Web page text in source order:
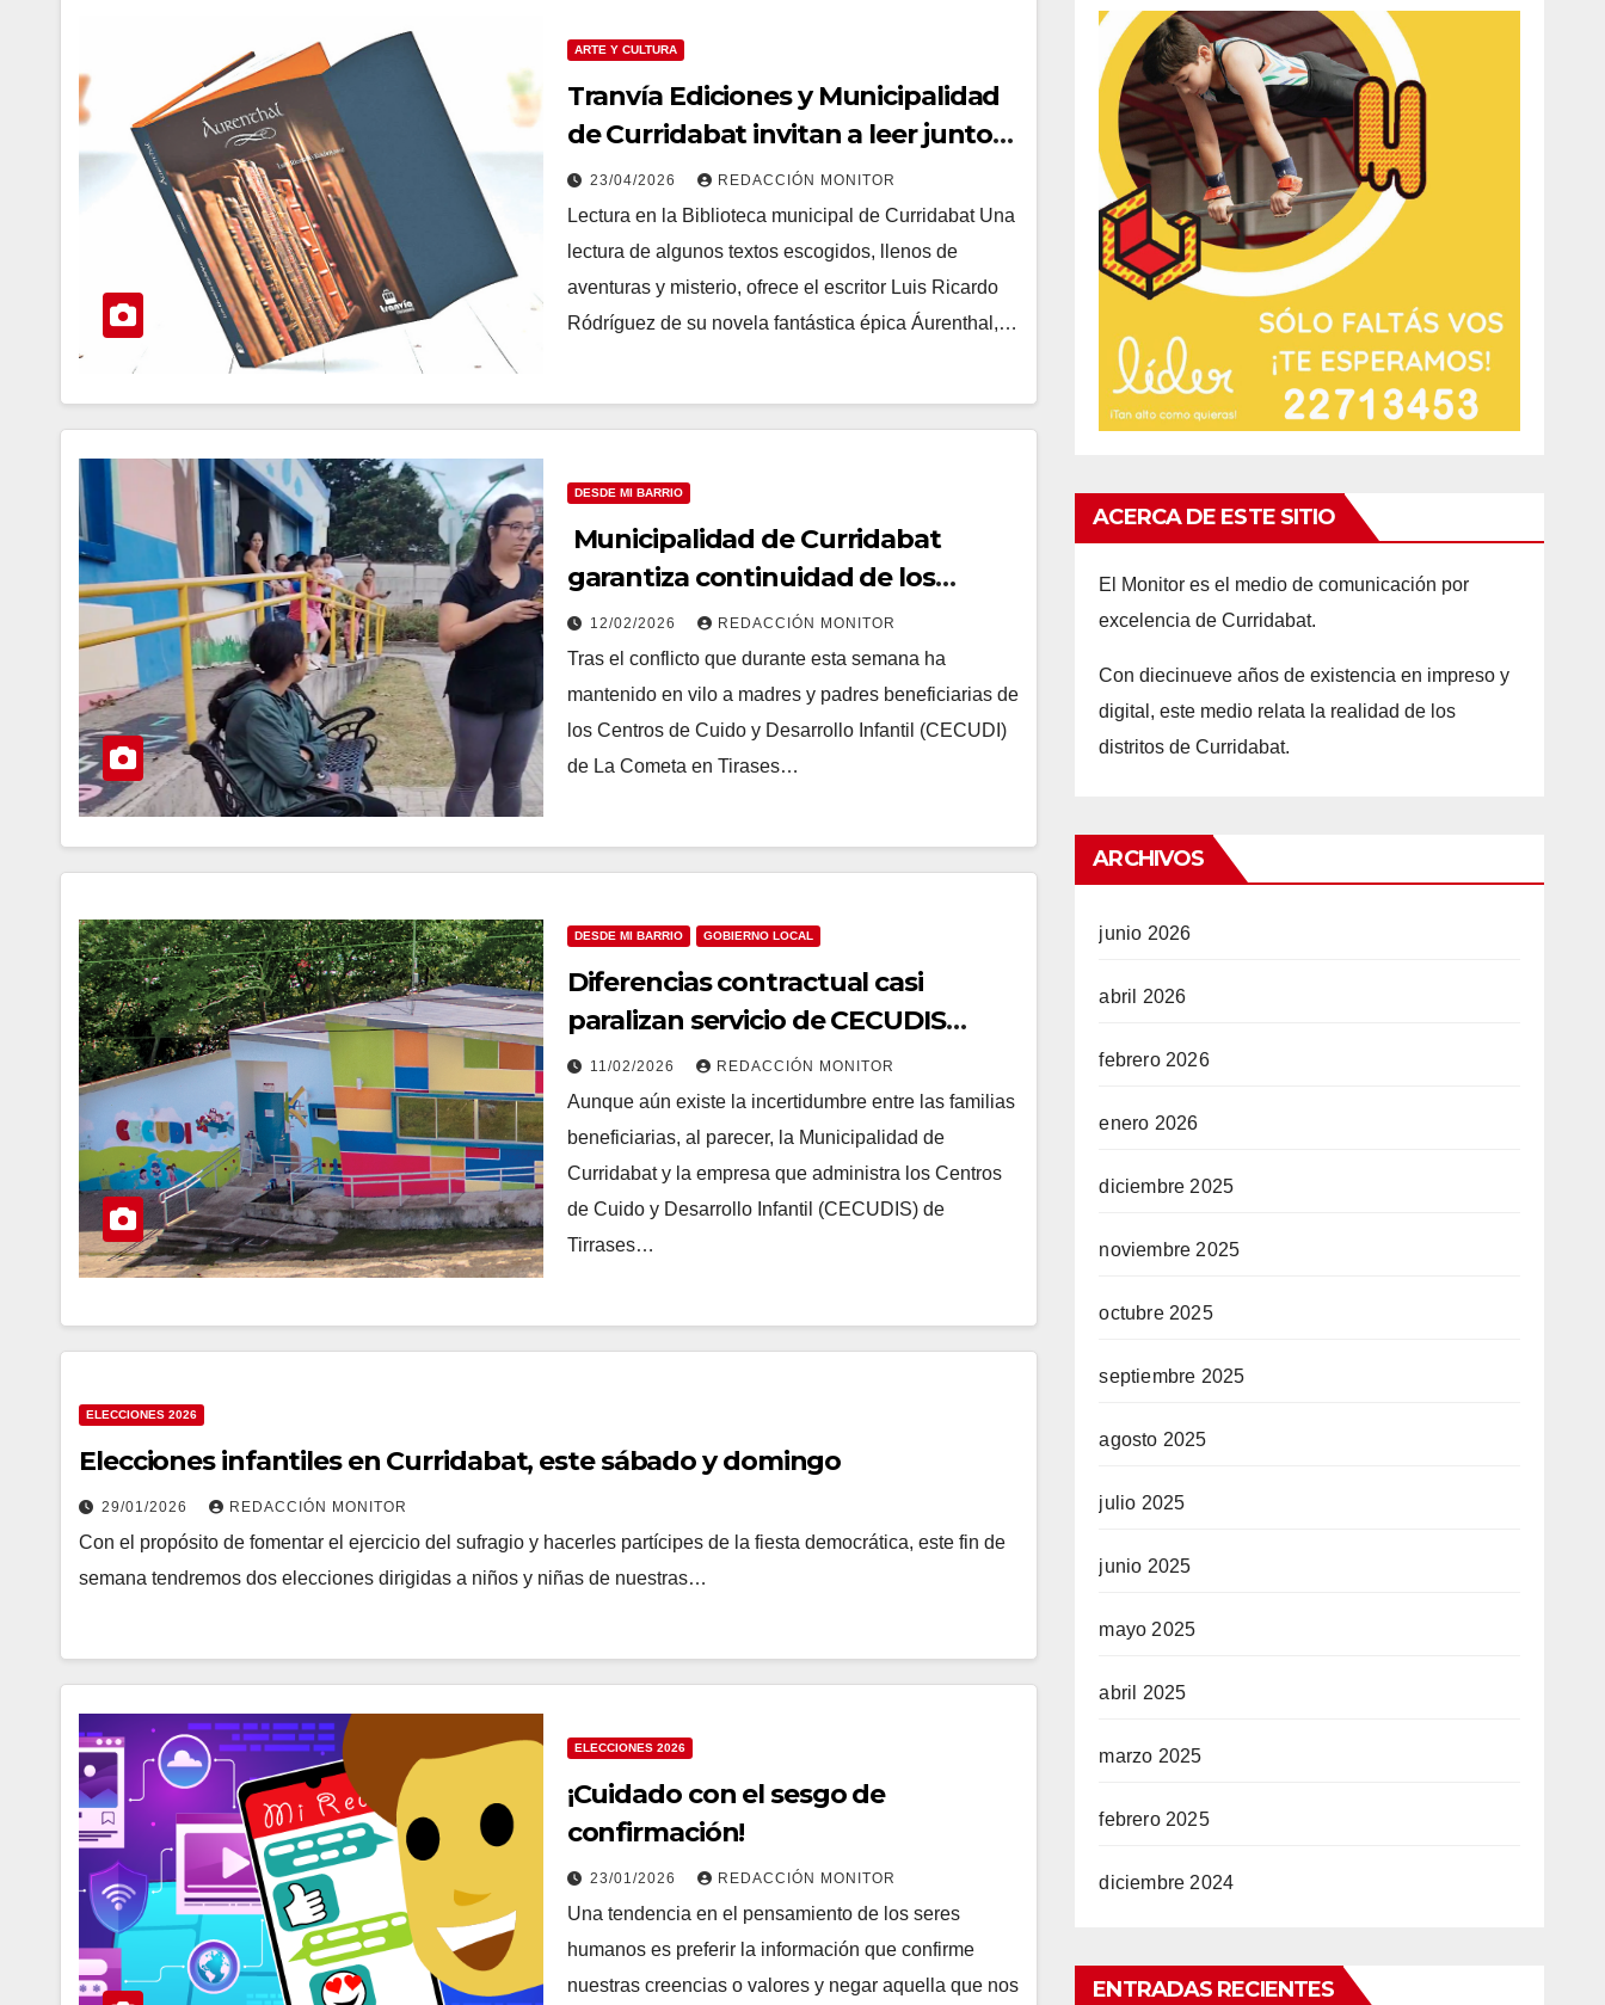
ARTE Y CULTURA
Tranvía Ediciones y Municipalidad
de Curridabat invitan a leer juntos
para celebrar el Día del Libro
23/04/2026 REDACCIÓN MONITOR
Lectura en la Biblioteca municipal de Curridabat Una
lectura de algunos textos escogidos, llenos de
aventuras y misterio, ofrece el escritor Luis Ricardo
Ródríguez de su novela fantástica épica Áurenthal,…
DESDE MI BARRIO
Municipalidad de Curridabat
garantiza continuidad de los
CECUDIs
12/02/2026 REDACCIÓN MONITOR
Tras el conflicto que durante esta semana ha
mantenido en vilo a madres y padres beneficiarias de
los Centros de Cuido y Desarrollo Infantil (CECUDI)
de La Cometa en Tirases…
DESDE MI BARRIO GOBIERNO LOCAL
Diferencias contractual casi
paralizan servicio de CECUDIS
afectando a decenas de familias
curridabatenses
11/02/2026 REDACCIÓN MONITOR
Aunque aún existe la incertidumbre entre las familias
beneficiarias, al parecer, la Municipalidad de
Curridabat y la empresa que administra los Centros
de Cuido y Desarrollo Infantil (CECUDIS) de
Tirrases…
ELECCIONES 2026
Elecciones infantiles en Curridabat, este sábado y domingo
29/01/2026 REDACCIÓN MONITOR
Con el propósito de fomentar el ejercicio del sufragio y hacerles partícipes de la fiesta democrática, este fin de
semana tendremos dos elecciones dirigidas a niños y niñas de nuestras…
ELECCIONES 2026
¡Cuidado con el sesgo de
confirmación!
23/01/2026 REDACCIÓN MONITOR
Una tendencia en el pensamiento de los seres
humanos es preferir la información que confirme
nuestras creencias o valores y negar aquella que nos
ACERCA DE ESTE SITIO
El Monitor es el medio de comunicación por
excelencia de Curridabat.
Con diecinueve añosde existencia en impreso y
digital, este medio relata la realidad de los
distritos de Curridabat.
ARCHIVOS
junio 2026
abril 2026
febrero 2026
enero 2026
diciembre 2025
noviembre 2025
octubre 2025
septiembre 2025
agosto 2025
julio 2025
junio 2025
mayo 2025
abril 2025
marzo 2025
febrero 2025
diciembre 2024
ENTRADAS RECIENTES